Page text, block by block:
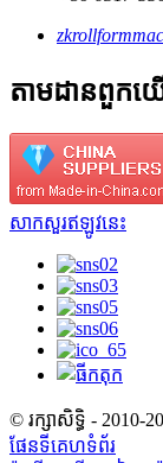
តាមដានពួកយ
សាកសួរឥឡូវនេះ
© រក្សាសិទ្ធិ - 2010-
ផែនទីគេហទំព័រ